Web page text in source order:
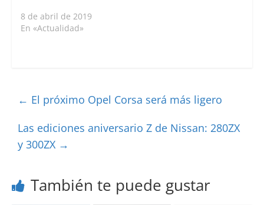
8 de abril de 2019
En «Actualidad»
← El próximo Opel Corsa será más ligero
Las ediciones aniversario Z de Nissan: 280ZX
y 300ZX →
También te puede gustar